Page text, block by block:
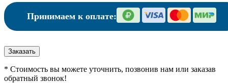
Принимаем к оплате:
Заказать
* Стоимость вы можете уточнить, позвонив нам или заказав
обратный звонок!